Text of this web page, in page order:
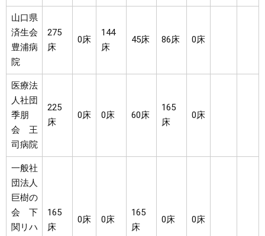
山口県
済生会
豊浦病
院
275
床
0床
144
床
45床 86床 0床
医療法
人社団
季朋
会 王
司病院
225
床
0床 0床 60床
165
床
0床
一般社
団法人
巨樹の
会 下
関リハ
165
床
0床 0床
165
床
0床 0床